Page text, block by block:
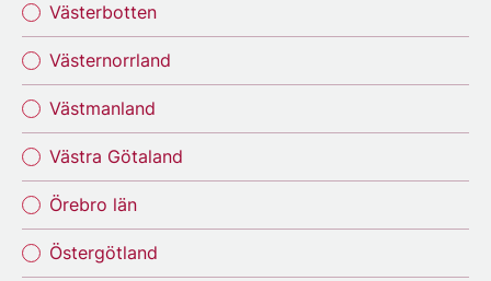
Västerbotten
Västernorrland
Västmanland
Västra Götaland
Örebro län
Östergötland